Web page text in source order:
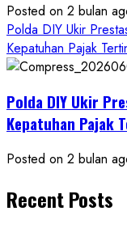
Posted on 2 bulan
Polda DIY Ukir
Kepatuhan Pajak
Polda DIY Ukir
Kepatuhan Pajak
Posted on 2 bulan
Recent Posts